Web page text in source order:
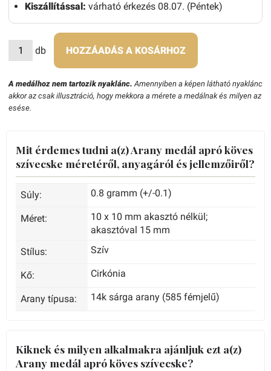
Kiszállítással: várható érkezés 08.07. (Péntek)
db HOZZÁADÁS A KOSÁRHOZ
A medálhoz nem tartozik nyaklánc. Amennyiben a képen látható nyaklánc
akkor az csak illusztráció, hogy mekkora a mérete a medálnak és milyen az
esése.
Mit érdemes tudni a(z) Arany medál apró köves
szívecske méretéről, anyagáról és jellemzőiről?
Súly: 0.8 gramm (+/-0.1)
Méret:
10 x 10 mm akasztó nélkül;
akasztóval 15 mm
Stílus:
Szív
Kő: Cirkónia
Arany típusa: 14k sárga arany (585 fémjelű)
Kiknek és milyen alkalmakra ajánljuk ezt a(z)
Arany medál apró köves szívecske?